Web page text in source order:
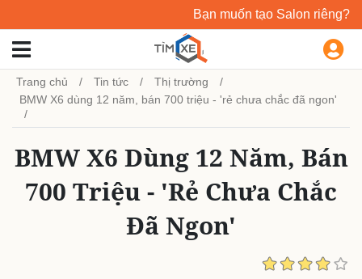
Bạn muốn tạo Salon riêng?
Trang chủ Tin tức
Thị trường
BMW X6 dùng 12 năm, bán 700 triệu - 'rẻ chưa chắc đã ngon'
BMW X6 Dùng 12 Năm, Bán
700 Triệu - 'rẻ Chưa Chắc
Đã Ngon'